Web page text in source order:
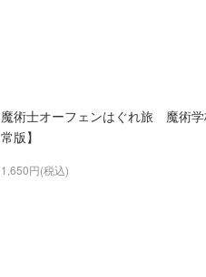
魔術士オーフェンはぐれ旅 魔術学
常版】
1,650円(税込)